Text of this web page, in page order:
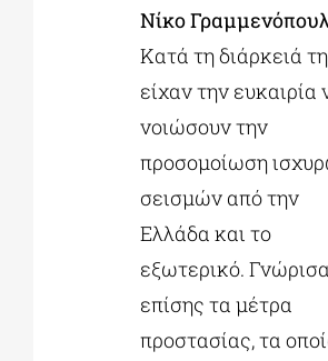
Νίκο
Κατά τη διάρκειά
είχαν την ευκαιρία
νοιώσουν την
προσομοίωση
σεισμών από την
Ελλάδα και το
εξωτερικό.
επίσης τα μέτρα
προστασίας, τα